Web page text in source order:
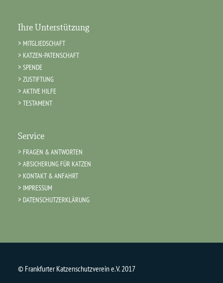
Ihre Unterstützung
MITGLIEDSCHAFT
KATZEN-PATENSCHAFT
SPENDE
ZUSTIFTUNG
AKTIVE HILFE
TESTAMENT
Service
FRAGEN & ANTWORTEN
ABSICHERUNG FÜR KATZEN
KONTAKT & ANFAHRT
IMPRESSUM
DATENSCHUTZERKLÄRUNG
© Frankfurter Katzenschutzverein e.V. 2017